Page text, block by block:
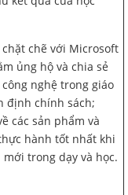
chẽ với Microsoft
ủng hộ và chia sẻ
nghệ trong giáo
định chính sách;
các sản phẩm và
hành tốt nhất khi
trong dạy và học.